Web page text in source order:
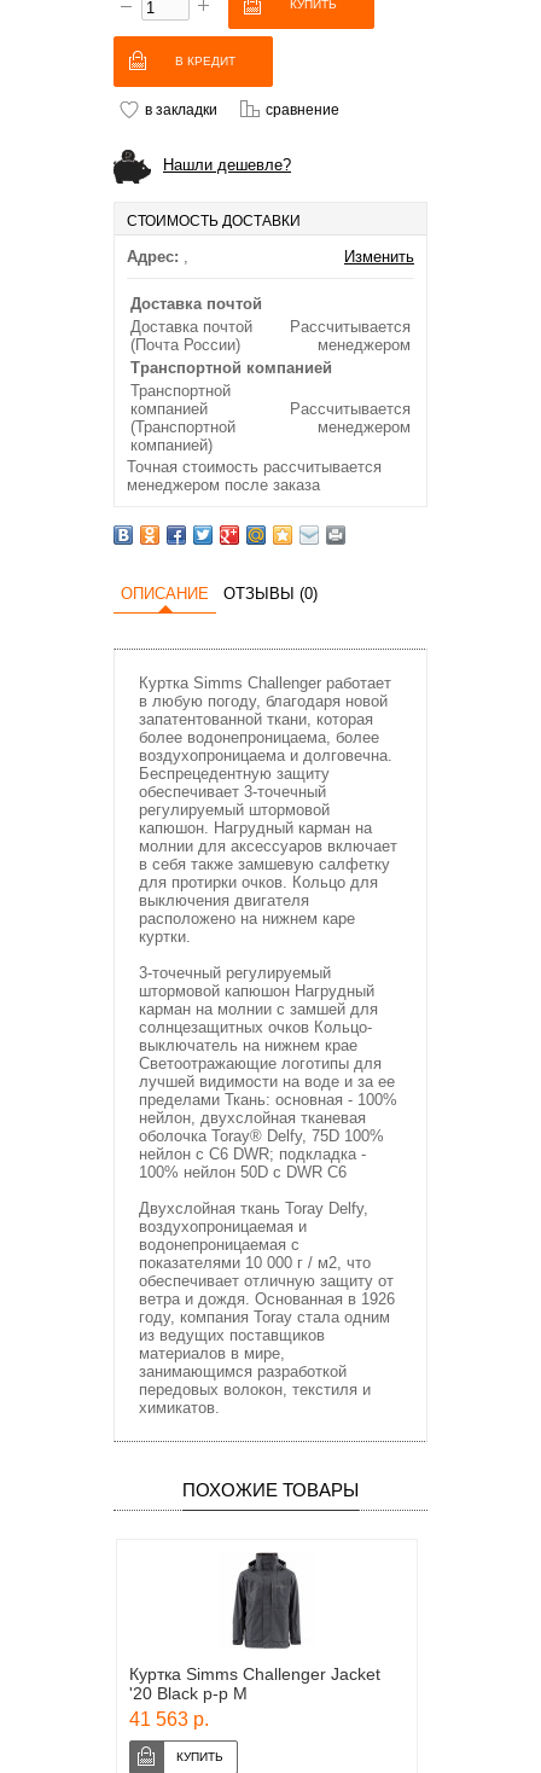
В КРЕДИТ
в закладки сравнение
Нашли дешевле?
СТОИМОСТЬ ДОСТАВКИ
Адрес: , Изменить
Доставка почтой
Доставка почтой
(Почта России)
Рассчитывается
менеджером
Транспортной компанией
Транспортной
компанией
(Транспортной
компанией)
Рассчитывается
менеджером
Точная стоимость рассчитывается
менеджером после заказа
ОПИСАНИЕ ОТЗЫВЫ (0)
Куртка Simms Challenger работает
в любую погоду, благодаря новой
запатентованной ткани, которая
более водонепроницаема, более
воздухопроницаема и долговечна.
Беспрецедентную защиту
обеспечивает 3-точечный
регулируемый штормовой
капюшон. Нагрудный карман на
молнии для аксессуаров включает
в себя также замшевую салфетку
для протирки очков. Кольцо для
выключения двигателя
расположено на нижнем каре
куртки.
3-точечный регулируемый
штормовой капюшон Нагрудный
карман на молнии с замшей для
солнцезащитных очков Кольцо-
выключатель на нижнем крае
Светоотражающие логотипы для
лучшей видимости на воде и за ее
пределами Ткань: основная - 100%
нейлон, двухслойная тканевая
оболочка Toray® Delfy, 75D 100%
нейлон с C6 DWR; подкладка -
100% нейлон 50D с DWR C6
Двухслойная ткань Toray Delfy,
воздухопроницаемая и
водонепроницаемая с
показателями 10 000 г / м2, что
обеспечивает отличную защиту от
ветра и дождя. Основанная в 1926
году, компания Toray стала одним
из ведущих поставщиков
материалов в мире,
занимающимся разработкой
передовых волокон, текстиля и
химикатов.
ПОХОЖИЕ ТОВАРЫ
Куртка Simms Challenger Jacket
'20 Black р-р M
41 563 р.